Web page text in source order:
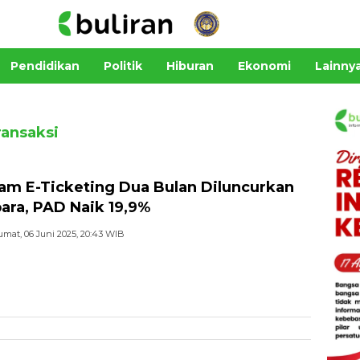
Pendidikan Politik Hiburan Ekonomi
E-Ticketing Dua Bulan Diluncurkan
PAD Naik 19,9%
06 Juni 2025, 20:43 WIB